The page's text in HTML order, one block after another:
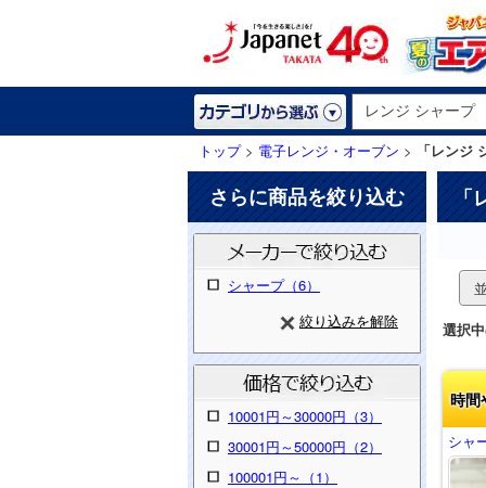
トップ> 電子レンジ・オーブン > 「レンジ
さらに商品を絞り込む
シャープ（6）
絞り込みを解除
10001円～30000円（3）
30001円～50000円（2）
100001円～（1）
「
選択
時間
シャ